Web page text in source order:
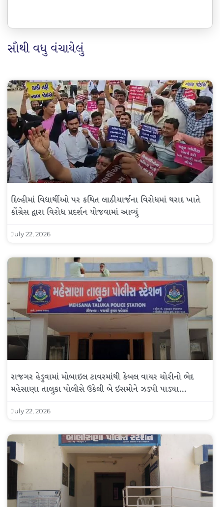
સૌથી વધુ વંચાયેલું
દિલ્હીમાં વિદ્યાર્થીઓ પર કથિત લાઠીચાર્જના વિરોધમાં થરાદ ખાતે
કોંગ્રેસ દ્વારા વિરોધ પ્રદર્શન યોજવામાં આવ્યું
July 22, 2026
રાજગર હેડુવામાં મોબાઇલ ટાવરમાંથી કેબલ વાયર ચોરીનો ભેદ
મહેસાણા તાલુકા પોલીસે ઉકેલી બે ઈસમોને ઝડપી પાડ્યા…
July 22, 2026